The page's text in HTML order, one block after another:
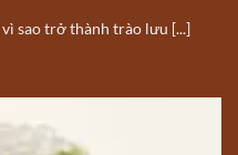
sao trở thành trào lưu [...]